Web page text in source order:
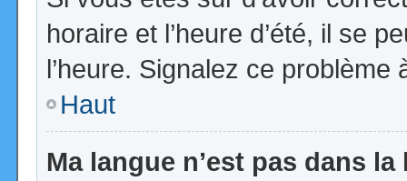
horaire et l’heure d’été, il se
l’heure. Signalez ce problème
Haut
Ma langue n’est pas dans la